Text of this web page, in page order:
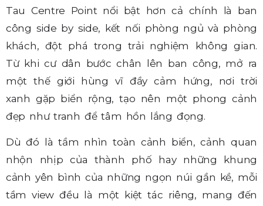
Tau Centre Point nổi bật hơn cả chính là ban
công side by side, kết nối phòng ngủ và phòng
khách, đột phá trong trải nghiệm không gian.
Từ khi cư dân bước chân lên ban công, mở ra
một thế giới hùng vĩ đầy cảm hứng, nơi trời
xanh gặp biển rộng, tạo nên một phong cảnh
đẹp như tranh để tâm hồn lắng đọng.
Dù đó là tầm nhìn toàn cảnh biển, cảnh quan
nhộn nhịp của thành phố hay những khung
cảnh yên bình của những ngọn núi gần kề, mỗi
tầm view đều là một kiệt tác riêng, mang đến